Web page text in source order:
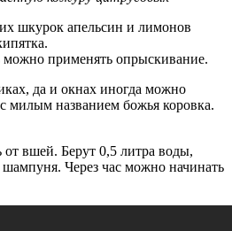
шкурок апельсин и лимонов
применять опрыскивание.
да и окнах иногда можно
милым названием божья коровка.
вшей. Берут 0,5 литра воды,
Через час можно начинать